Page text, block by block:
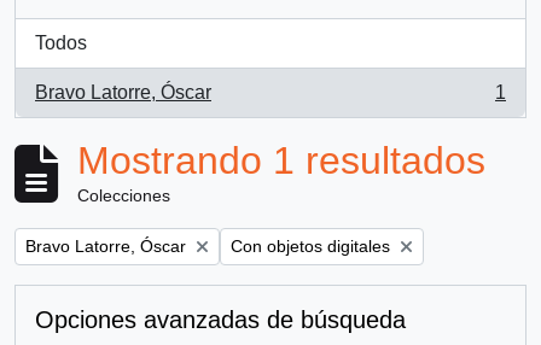
Todos
Bravo Latorre, Óscar
, 1 resultados
1
Mostrando 1 resultados
Colecciones
Remove filter:
Bravo Latorre, Óscar Remove filter:
Con objetos digitales
Opciones avanzadas de búsqueda